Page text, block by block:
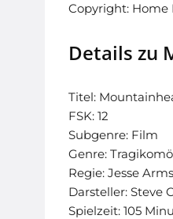
Copyright: Home
Details zu
Titel:
FSK: 12
Subgenre: Film
Genre:
Regie: Jesse
Darsteller: Steve
Spielzeit: 105